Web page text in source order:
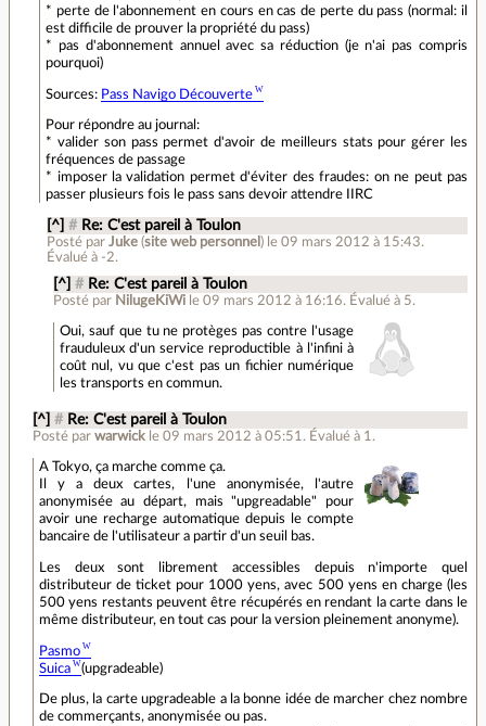
* perte de l'abonnement en cours en cas de perte du pass (normal: il
est difficile de prouver la propriété du pass)
* pas d'abonnement annuel avec sa réduction (je n'ai pas compris
pourquoi)
Sources: Pass Navigo Découverte
Pour répondre au journal:
* valider son pass permet d'avoir de meilleurs stats pour gérer les
fréquences de passage
* imposer la validation permet d'éviter des fraudes: on ne peut pas
passer plusieurs fois le pass sans devoir attendre IIRC
[^] # Re: C'est pareil à Toulon
Posté par Juke(site web personnel ) le 09 mars 2012 à 15:43.
Évalué à -2.
[^] # Re: C'est pareil à Toulon
Posté par NilugeKiWi le 09 mars 2012 à 16:16. Évalué à 5.
Oui, sauf que tu ne protèges pas contre l'usage
frauduleux d'un service reproductible à l'infini à
coût nul, vu que c'est pas un fichier numérique
les transports en commun.
[^] # Re: C'est pareil à Toulon
Posté par warwick le 09 mars 2012 à 05:51 . Évalué à 1 .
A Tokyo, ça marche comme ça.
Il y a deux cartes, l'une anonymisée, l'autre
anonymisée au départ, mais "upgreadable" pour
avoir une recharge automatique depuis le compte
bancaire de l'utilisateur a partir d'un seuil bas.
Les deux sont librement accessibles depuis n'importe quel
distributeur de ticket pour 1000 yens, avec 500 yens en charge (les
500 yens restants peuvent être récupérés en rendant la carte dans le
même distributeur, en tout cas pour la version pleinement anonyme).
Pasmo
Suica
(upgradeable)
De plus, la carte upgradeable a la bonne idée de marcher chez nombre
de commerçants, anonymisée ou pas.